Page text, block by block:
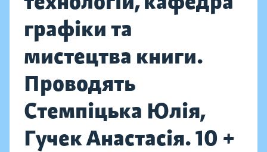
графіки та
мистецтва книги.
Проводять
Стемпіцька Юлія,
Гучек Анастасія. 10 +